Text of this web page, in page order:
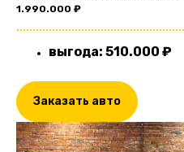
1.990.000 ₽
выгода: 510.000 ₽
Заказать авто